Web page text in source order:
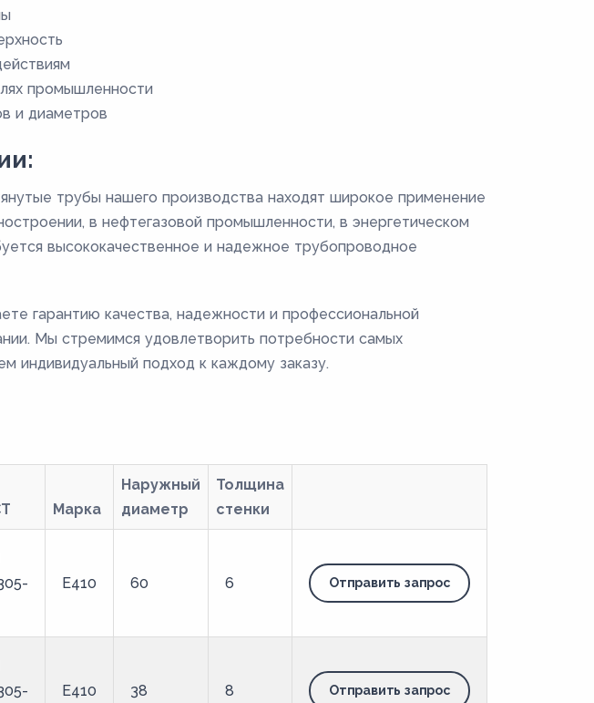
промышленности
и диаметров
трубы нашего производства находят широкое применение
в нефтегазовой промышленности, в энергетическом
высококачественное и надежное трубопроводное
гарантию качества, надежности и профессиональной
Мы стремимся удовлетворить потребности самых
индивидуальный подход к каждому заказу.
Марка
Наружный
диаметр
Толщина
стенки
E410 60 6 Отправить запрос
E410 38 8 Отправить запрос